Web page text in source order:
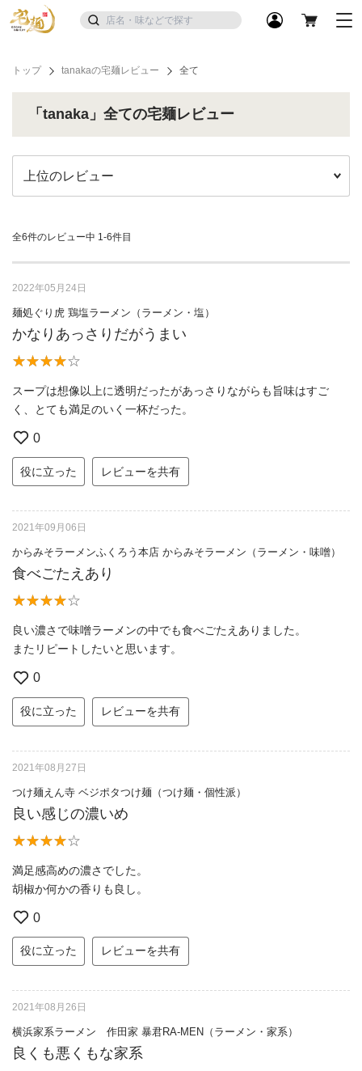
トップ tanakaの宅麺レビュー 全て
「tanaka」全ての宅麺レビュー
全6件のレビュー中 1-6件目
2022年05月24日
麺処ぐり虎 鶏塩ラーメン（ラーメン・塩）
かなりあっさりだがうまい
スープは想像以上に透明だったがあっさりながらも旨味はすご
く、とても満足のいく一杯だった。
0
役に立った レビューを共有
2021年09月06日
からみそラーメンふくろう本店 からみそラーメン（ラーメン・味噌）
食べごたえあり
良い濃さで味噌ラーメンの中でも食べごたえありました。
またリピートしたいと思います。
0
役に立った レビューを共有
2021年08月27日
つけ麺えん寺 ベジポタつけ麺（つけ麺・個性派）
良い感じの濃いめ
満足感高めの濃さでした。
胡椒か何かの香りも良し。
0
役に立った レビューを共有
2021年08月26日
横浜家系ラーメン 作田家 暴君RA-MEN（ラーメン・家系）
良くも悪くもな家系